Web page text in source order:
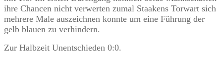
ihre Chancen nicht verwerten zumal Staakens Torwart sich
mehrere Male auszeichnen konnte um eine Führung der
gelb blauen zu verhindern.
Zur Halbzeit Unentschieden 0:0.